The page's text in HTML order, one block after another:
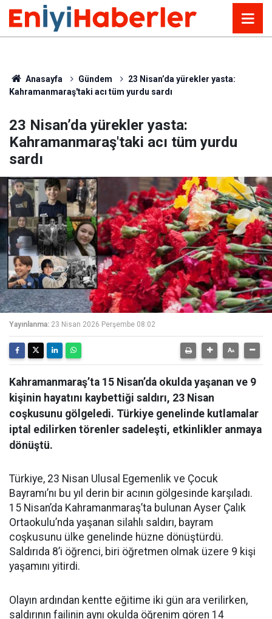
Anasayfa Gündem
23 Nisan’da yürekler yasta:
Kahramanmaraş'taki acı tüm yurdu sardı
23 Nisan’da yürekler yasta:
Kahramanmaraş'taki acı tüm yurdu
sardı
Yayınlanma: 23 Nisan 2026 Perşembe 08:02
Kahramanmaraş’ta 15 Nisan’da okulda yaşanan ve 9
kişinin hayatını kaybettiği saldırı, 23 Nisan
coşkusunu gölgeledi. Türkiye genelinde kutlamalar
iptal edilirken törenler sadeleşti, etkinlikler anmaya
dönüştü.
Türkiye, 23 Nisan Ulusal Egemenlik ve Çocuk
Bayramı’nı bu yıl derin bir acının gölgesinde karşıladı.
15 Nisan’da Kahramanmaraş’ta bulunan Ayser Çalık
Ortaokulu’nda yaşanan silahlı saldırı, bayram
coşkusunu ülke genelinde hüzne dönüştürdü.
Saldırıda 8’i öğrenci, biri öğretmen olmak üzere 9 kişi
yaşamını yitirdi.
Olayın ardından kentte eğitime iki gün ara verilirken,
saldırının failinin aynı okulda öğrenim gören 14